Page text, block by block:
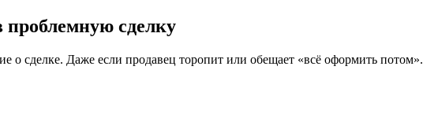
сделку
сделке. Даже если продавец торопит или обещает «всё оформить потом».